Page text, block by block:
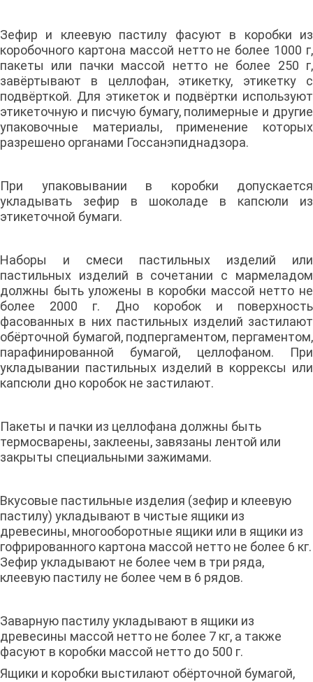
Зефир и клеевую пастилу фасуют в коробки из
коробочного картона массой нетто не более 1000 г,
пакеты или пачки массой нетто не более 250 г,
завёртывают в целлофан, этикетку, этикетку с
подвёрткой. Для этикеток и подвёртки используют
этикеточную и писчую бумагу, полимерные и другие
упаковочные материалы, применение которых
разрешено органами Госсанэпиднадзора.
При упаковывании в коробки допускается
укладывать зефир в шоколаде в капсюли из
этикеточной бумаги.
Наборы и смеси пастильных изделий или
пастильных изделий в сочетании с мармеладом
должны быть уложены в коробки массой нетто не
более 2000 г. Дно коробок и поверхность
фасованных в них пастильных изделий застилают
обёрточной бумагой, подпергаментом, пергаментом,
парафинированной бумагой, целлофаном. При
укладывании пастильных изделий в коррексы или
капсюли дно коробок не застилают.
Пакеты и пачки из целлофана должны быть
термосварены, заклеены, завязаны лентой или
закрыты специальными зажимами.
Вкусовые пастильные изделия (зефир и клеевую
пастилу) укладывают в чистые ящики из
древесины, многооборотные ящики или в ящики из
гофрированного картона массой нетто не более 6 кг.
Зефир укладывают не более чем в три ряда,
клеевую пастилу не более чем в 6 рядов.
Заварную пастилу укладывают в ящики из
древесины массой нетто не более 7 кг, а также
фасуют в коробки массой нетто до 500 г.
Ящики и коробки выстилают обёрточной бумагой,